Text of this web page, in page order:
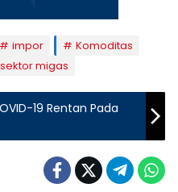
impor
Komoditas
sektor migas
19 Rentan Pada